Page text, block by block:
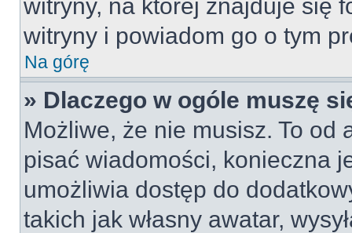
witryny, na której znajduje się
witryny i powiadom go o tym
Na górę
» Dlaczego w ogóle muszę
Możliwe, że nie musisz. To od
pisać wiadomości, konieczna
umożliwia dostęp do
takich jak własny awatar,